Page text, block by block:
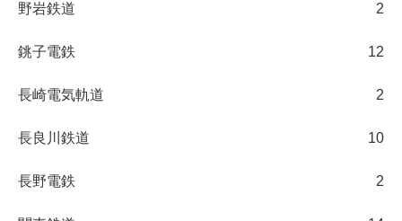
野岩鉄道 2
銚子電鉄 12
長崎電気軌道 2
長良川鉄道 10
長野電鉄 2